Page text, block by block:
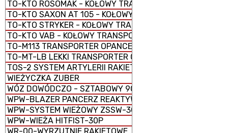
TO-KTO ROSOMAK - KOŁOWY TRANSPORTER
TO-KTO SAXON AT 105 - KOŁOWY TRANSPORTER
TO-KTO STRYKER - KOŁOWY TRANSPORTER
TO-KTO VAB - KOŁOWY TRANSPORTER OPANCERZONY
TO-M113 TRANSPORTER OPANCERZONY GĄSIENICOWY
TO-MT-LB LEKKI TRANSPORTER OPANCERZONY
TOS-2 SYSTEM ARTYLERII RAKIETOWEJ
WIEŻYCZKA ZUBER
WÓZ DOWÓDCZO - SZTABOWY 9C552
WPW-BLAZER PANCERZ REAKTYWNY
WPW-SYSTEM WIEŻOWY ZSSW-30
WPW-WIEŻA HITFIST-30P